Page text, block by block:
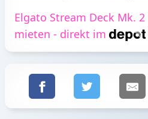
Elgato Stream Deck Mk.
mieten - direkt im